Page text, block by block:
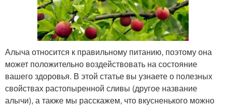
Алыча относится к правильному питанию, поэтому она
может положительно воздействовать на состояние
вашего здоровья. В этой статье вы узнаете о полезных
свойствах растопыренной сливы (другое название
алычи), а также мы расскажем, что вкусненького можно